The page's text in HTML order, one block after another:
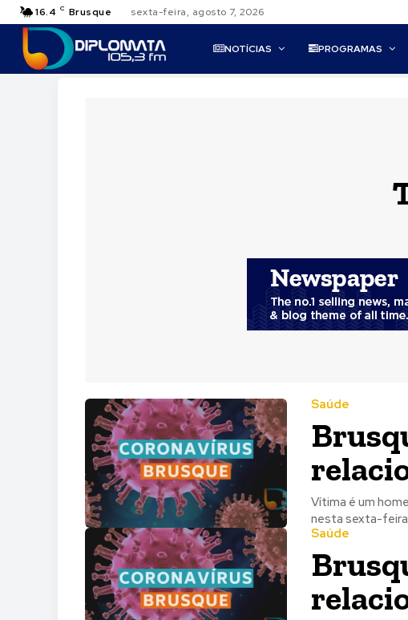
16.4 C Brusque sexta-feira, agosto 7, 2026
NOTÍCIAS PROGRAMAS
Saúde
Vítima é um homem
nesta sexta-
Saúde